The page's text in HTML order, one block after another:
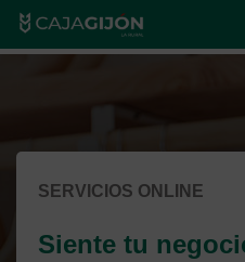
SERVICIOS ONLINE
Siente tu